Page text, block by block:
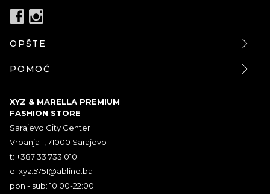
OPŠTE
POMOĆ
XYZ & MARELLA PREMIUM
FASHION STORE
Sarajevo City Center
Vrbanja 1, 71000 Sarajevo
t: +387 33 733 010
e: xyz.5751@abline.ba
pon - sub: 10:00-22:00